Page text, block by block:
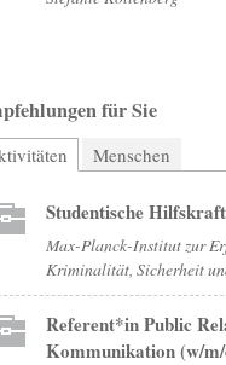
für Sie
(aktiver Reiter)
Menschen
Studentische
Max-Planck-Institut zur
Kriminalität, Sicherheit
Referent*in Public
Kommunikation (w/